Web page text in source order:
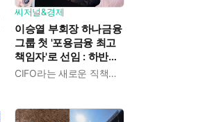
씨저널&경제
이승열 부회장 하나금융
그룹 첫 '포용금융 최고
책임자'로 선임 : 하반기
추진 과제 확립하고 실CIFO라는 새로운 직책이 생겼다